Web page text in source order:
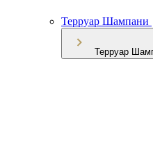
Терруар Шампани
Терруар